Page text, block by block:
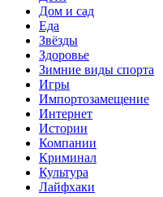
Дом и сад
Еда
Звёзды
Здоровье
Зимние виды спорта
Игры
Импортозамещение
Интернет
Истории
Компании
Криминал
Культура
Лайфхаки